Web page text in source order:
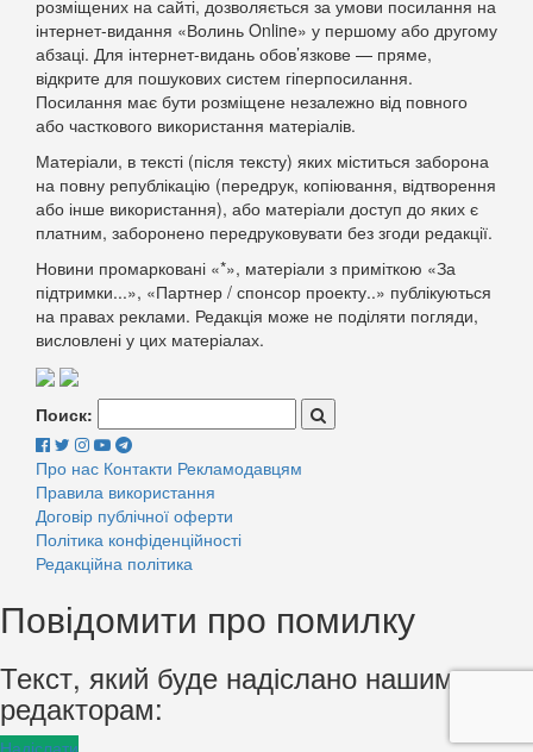
розміщених на сайті, дозволяється за умови посилання на
інтернет-видання «Волинь Online» у першому або другому
абзаці. Для інтернет-видань обов’язкове — пряме,
відкрите для пошукових систем гіперпосилання.
Посилання має бути розміщене незалежно від повного
або часткового використання матеріалів.
Матеріали, в тексті (після тексту) яких міститься заборона
на повну републікацію (передрук, копіювання, відтворення
або інше використання), або матеріали доступ до яких є
платним, заборонено передруковувати без згоди редакції.
Новини промарковані «*», матеріали з приміткою «За
підтримки...», «Партнер / спонсор проекту..» публікуються
на правах реклами. Редакція може не поділяти погляди,
висловлені у цих матеріалах.
Поиск:
Про нас Контакти Рекламодавцям
Правила використання
Договір публічної оферти
Політика конфіденційності
Редакційна політика
Повідомити про помилку
Текст, який буде надіслано нашим
редакторам: